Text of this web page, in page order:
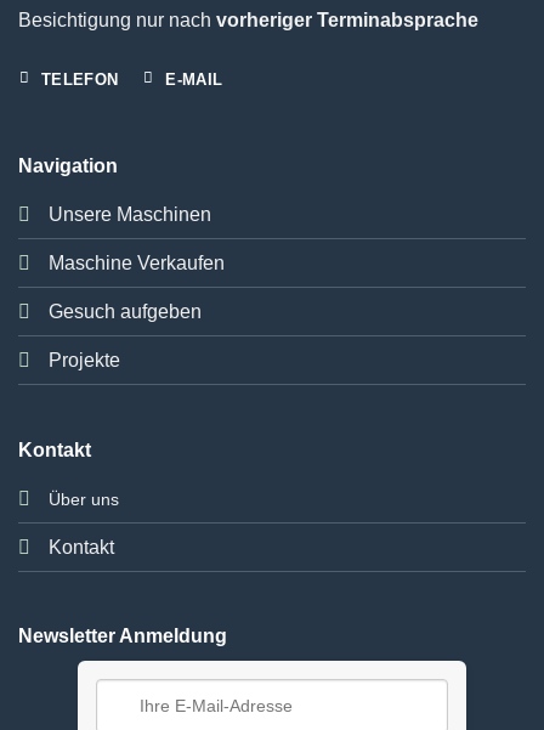
Besichtigung nur nach vorheriger Terminabsprache
TELEFON E-MAIL
Navigation
Unsere Maschinen
Maschine Verkaufen
Gesuch aufgeben
Projekte
Kontakt
Über uns
Kontakt
Newsletter Anmeldung